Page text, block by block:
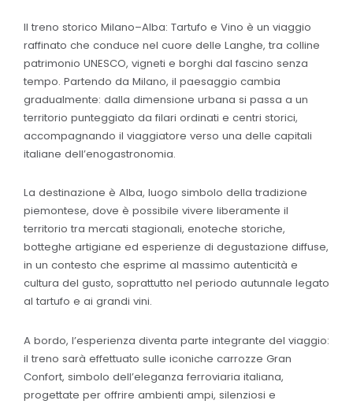
Il treno storico Milano–Alba: Tartufo e Vino è un viaggio
raffinato che conduce nel cuore delle Langhe, tra colline
patrimonio UNESCO, vigneti e borghi dal fascino senza
tempo. Partendo da Milano, il paesaggio cambia
gradualmente: dalla dimensione urbana si passa a un
territorio punteggiato da filari ordinati e centri storici,
accompagnando il viaggiatore verso una delle capitali
italiane dell’enogastronomia.
La destinazione è Alba, luogo simbolo della tradizione
piemontese, dove è possibile vivere liberamente il
territorio tra mercati stagionali, enoteche storiche,
botteghe artigiane ed esperienze di degustazione diffuse,
in un contesto che esprime al massimo autenticità e
cultura del gusto, soprattutto nel periodo autunnale legato
al tartufo e ai grandi vini.
A bordo, l’esperienza diventa parte integrante del viaggio:
il treno sarà effettuato sulle iconiche carrozze Gran
Confort, simbolo dell’eleganza ferroviaria italiana,
progettate per offrire ambienti ampi, silenziosi e